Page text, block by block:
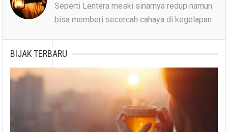
Seperti Lentera meski sinarnya redup namun
bisa memberi secercah cahaya di kegelapan
BIJAK TERBARU